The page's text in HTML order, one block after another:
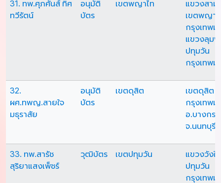
31. ทพ.ศุภศันส์ ทิศ
ทวีรัตน์
อนุมัติ
บัตร
เขตพญาไท
แขวงสาม
เขตพญา
กรุงเทพม
แขวงลุมพิ
ปทุมวัน
กรุงเทพม
32.
ผศ.ทพญ.สายใจ
มธุราสัย
อนุมัติ
บัตร
เขตดุสิต
เขตดุสิต
กรุงเทพม
อ.บางกร
จ.นนทบุรี
33. ทพ.สารัช
สุริยาแสงเพ็ชร์
วุฒิบัตร เขตปทุมวัน
แขวงวังใ
ปทุมวัน
กรุงเทพม